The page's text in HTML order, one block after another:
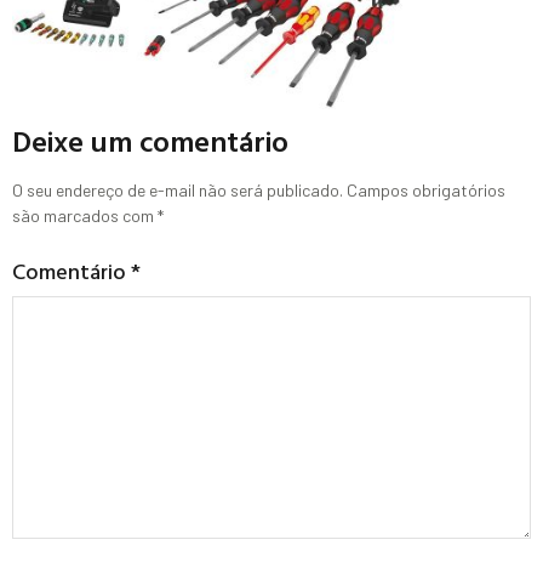
Deixe um comentário
O seu endereço de e-mail não será publicado. Campos obrigatórios
são marcados com *
Comentário*